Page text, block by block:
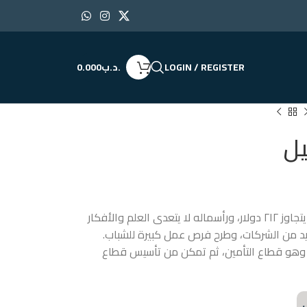
LOGIN / REGISTER .د.ب0.000
تتناول الرواية قصة شاب بدأ حياته بمبلغ لا يتجاوز ٢١٢ دولار، ورأسماله لا يتعدى العلم والأفكار
من الشركات، وطرح فرص عمل كبيرة للشباب.
قطاع التأمين، ثم تمكن من تأسيس قطاع